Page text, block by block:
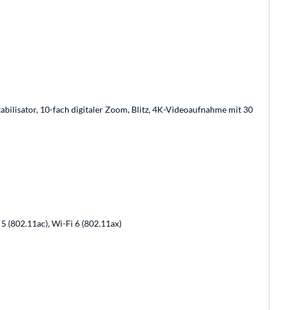
10-fach digitaler Zoom, Blitz, 4K-Videoaufnahme mit 30
(802.11ac), Wi-Fi 6 (802.11ax)